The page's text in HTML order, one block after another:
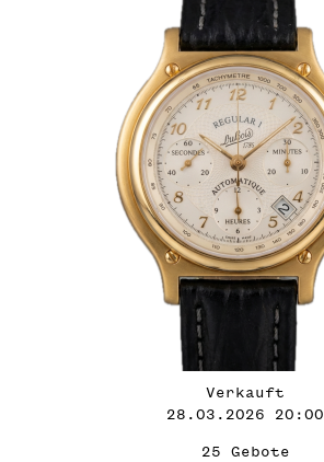
Verkauft
28.03.2026 20:00
25 Gebote